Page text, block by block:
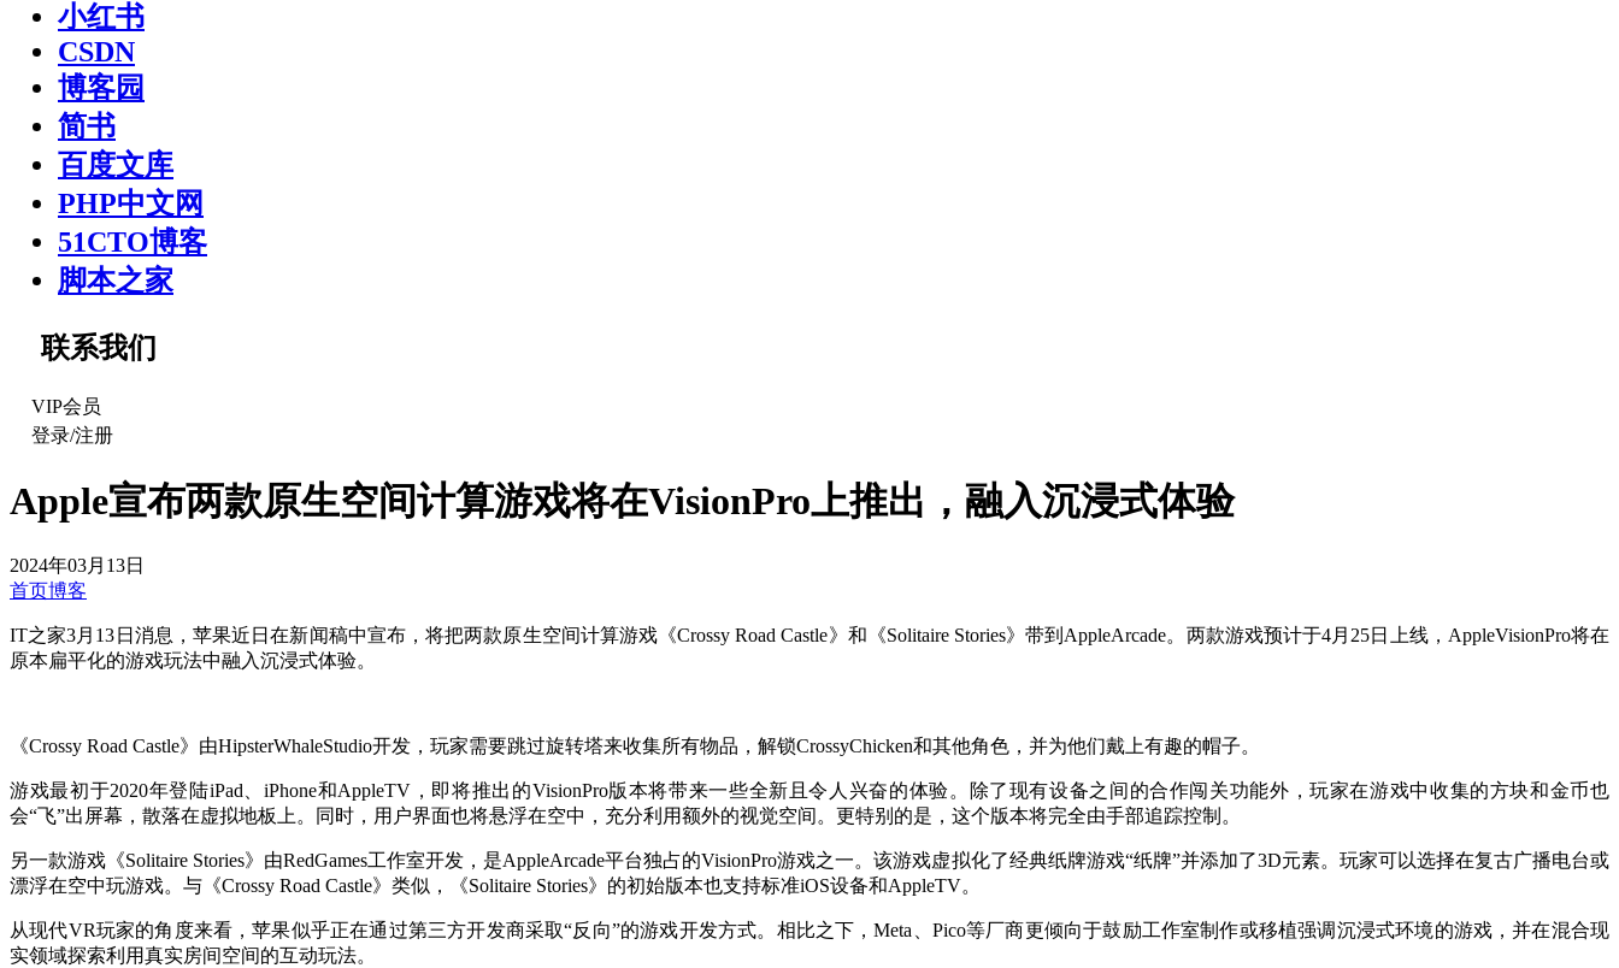
小红书
CSDN
博客园
简书
百度文库
PHP中文网
51CTO博客
脚本之家
联系我们
VIP会员
登录/注册
Apple宣布两款原生空间计算游戏将在VisionPro上推出，融入沉浸式体验
2024年03月13日
首页博客
IT之家3月13日消息，苹果近日在新闻稿中宣布，将把两款原生空间计算游戏《Crossy Road Castle》和《Solitaire Stories》带到AppleArcade。两款游戏预计于4月25日上线，AppleVisionPro将在
原本扁平化的游戏玩法中融入沉浸式体验。
《Crossy Road Castle》由HipsterWhaleStudio开发，玩家需要跳过旋转塔来收集所有物品，解锁CrossyChicken和其他角色，并为他们戴上有趣的帽子。
游戏最初于2020年登陆iPad、iPhone和AppleTV，即将推出的VisionPro版本将带来一些全新且令人兴奋的体验。除了现有设备之间的合作闯关功能外，玩家在游戏中收集的方块和金币也
会“飞”出屏幕，散落在虚拟地板上。同时，用户界面也将悬浮在空中，充分利用额外的视觉空间。更特别的是，这个版本将完全由手部追踪控制。
另一款游戏《Solitaire Stories》由RedGames工作室开发，是AppleArcade平台独占的VisionPro游戏之一。该游戏虚拟化了经典纸牌游戏“纸牌”并添加了3D元素。玩家可以选择在复古广播电台或
漂浮在空中玩游戏。与《Crossy Road Castle》类似，《Solitaire Stories》的初始版本也支持标准iOS设备和AppleTV。
从现代VR玩家的角度来看，苹果似乎正在通过第三方开发商采取“反向”的游戏开发方式。相比之下，Meta、Pico等厂商更倾向于鼓励工作室制作或移植强调沉浸式环境的游戏，并在混合现
实领域探索利用真实房间空间的互动玩法。